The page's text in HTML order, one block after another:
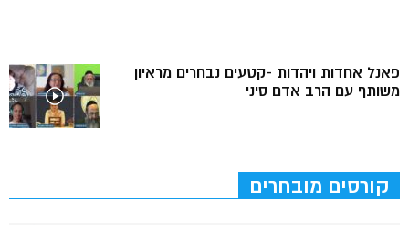
פאנל אחדות ויהדות -קטעים נבחרים מראיון
משותף עם הרב אדם סיני
קורסים מובחרים